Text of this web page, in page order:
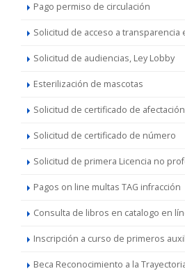
Pago permiso de circulación
Solicitud de acceso a transparencia
Solicitud de audiencias, Ley Lobby
Esterilización de mascotas
Solicitud de certificado de
Solicitud de certificado de número
Solicitud de primera Licencia no
Pagos on line multas TAG infracción
Consulta de libros en catalogo en
Inscripción a curso de primeros
Beca Reconocimiento a la